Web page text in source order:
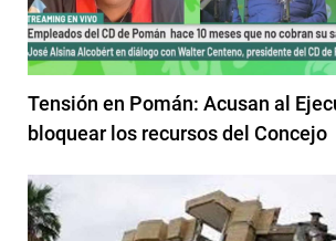
Tensión en Pomán: Acusan al
bloquear los recursos del Concejo